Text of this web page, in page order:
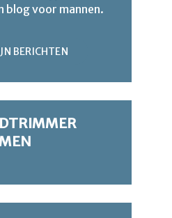
blog voor mannen.
BERICHTEN